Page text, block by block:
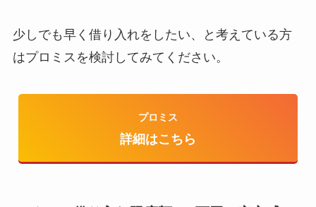
少しでも早く借り入れをしたい、と考えている方
はプロミスを検討してみてください。
プロミス
詳細はこちら